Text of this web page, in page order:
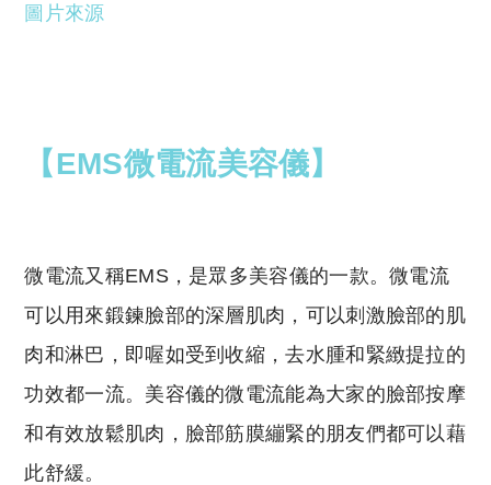
圖片來源
【EMS微電流美容儀】
微電流又稱EMS，是眾多美容儀的一款。微電流
可以用來鍛鍊臉部的深層肌肉，可以刺激臉部的肌
肉和淋巴，即喔如受到收縮，去水腫和緊緻提拉的
功效都一流。美容儀的微電流能為大家的臉部按摩
和有效放鬆肌肉，臉部筋膜繃緊的朋友們都可以藉
此舒緩。